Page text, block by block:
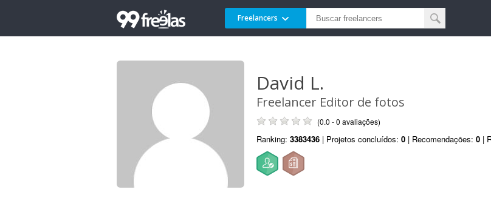
Freelancers
David L.
Freelancer Editor de fotos
(0.0 - 0 avaliações)
Ranking: 3383436 | Projetos concluídos: 0 | Recomendações: 0 |